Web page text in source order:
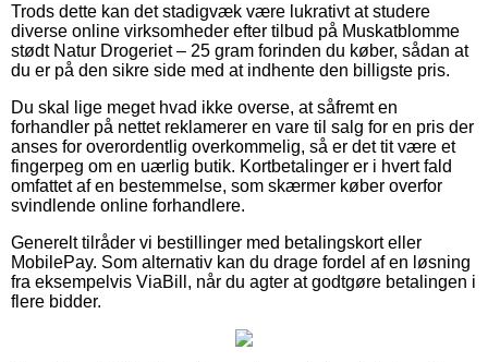
Trods dette kan det stadigvæk være lukrativt at studere
diverse online virksomheder efter tilbud på Muskatblomme
stødt Natur Drogeriet – 25 gram forinden du køber, sådan at
du er på den sikre side med at indhente den billigste pris.
Du skal lige meget hvad ikke overse, at såfremt en
forhandler på nettet reklamerer en vare til salg for en pris der
anses for overordentlig overkommelig, så er det tit være et
fingerpeg om en uærlig butik. Kortbetalinger er i hvert fald
omfattet af en bestemmelse, som skærmer køber overfor
svindlende online forhandlere.
Generelt tilråder vi bestillinger med betalingskort eller
MobilePay. Som alternativ kan du drage fordel af en løsning
fra eksempelvis ViaBill, når du agter at godtgøre betalingen i
flere bidder.